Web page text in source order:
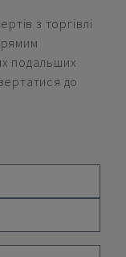
з торгівлі
подальших
до